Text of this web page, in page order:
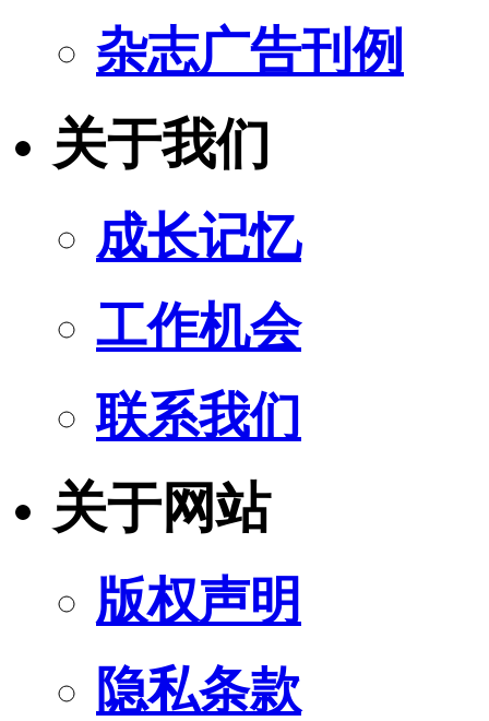
杂志广告刊例
关于我们
成长记忆
工作机会
联系我们
关于网站
版权声明
隐私条款